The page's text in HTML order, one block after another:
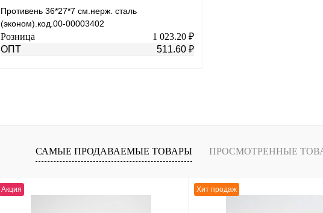
Противень 36*27*7 см.нерж. сталь
(эконом).код.00-00003402
Розница
1 023.20 ₽
ОПТ
511.60 ₽
Купить в 1 клик К сравнению
наличии
САМЫЕ ПРОДАВАЕМЫЕ ТОВАРЫ ПРОСМОТРЕННЫЕ
Акция Хит продаж